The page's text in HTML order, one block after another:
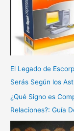
El Legado de
Serás Según los
¿Qué Signo es
Relaciones?: Guía